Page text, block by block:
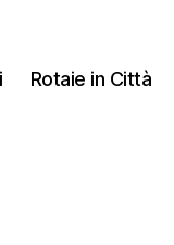
Rotaie in Città